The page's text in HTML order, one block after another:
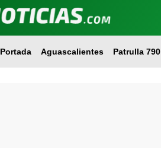
Portada Aguascalientes Patrulla 790